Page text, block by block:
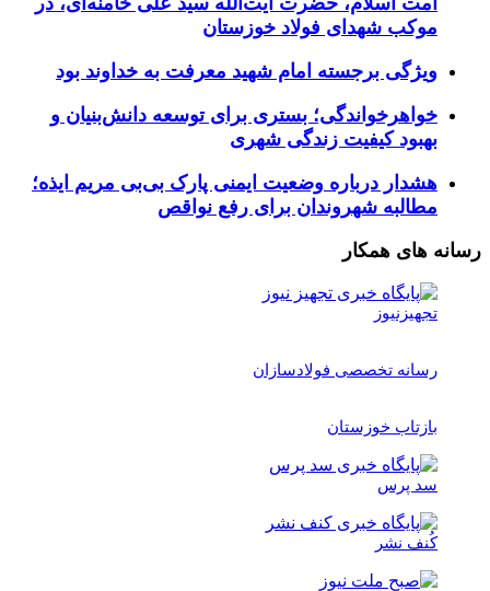
موکب شهدای فولاد خوزستان
ویژگی برجسته امام شهید معرفت به خداوند بود
خواهرخواندگی؛ بستری برای توسعه دانش‌بنیان و
بهبود کیفیت زندگی شهری
هشدار درباره وضعیت ایمنی پارک بی‌بی مریم ایذه؛
مطالبه شهروندان برای رفع نواقص
رسانه های همکار
تجهیزنیوز
رسانه تخصصی فولادسازان
بازتاب خوزستان
سد پرس
کُنف نشر